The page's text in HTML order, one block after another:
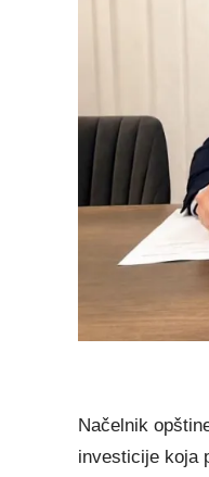
Načelnik
investicije koja